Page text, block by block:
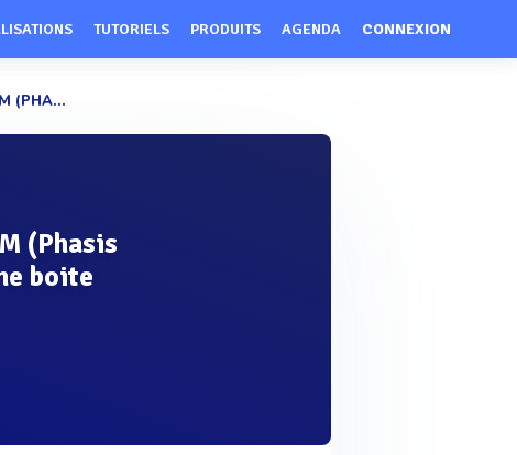
TUTORIELS PRODUITS AGENDA CONNEXION
(PHA...
(Phasis
boite